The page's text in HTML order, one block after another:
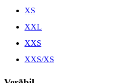
XS
XXL
XXS
XXS/XS